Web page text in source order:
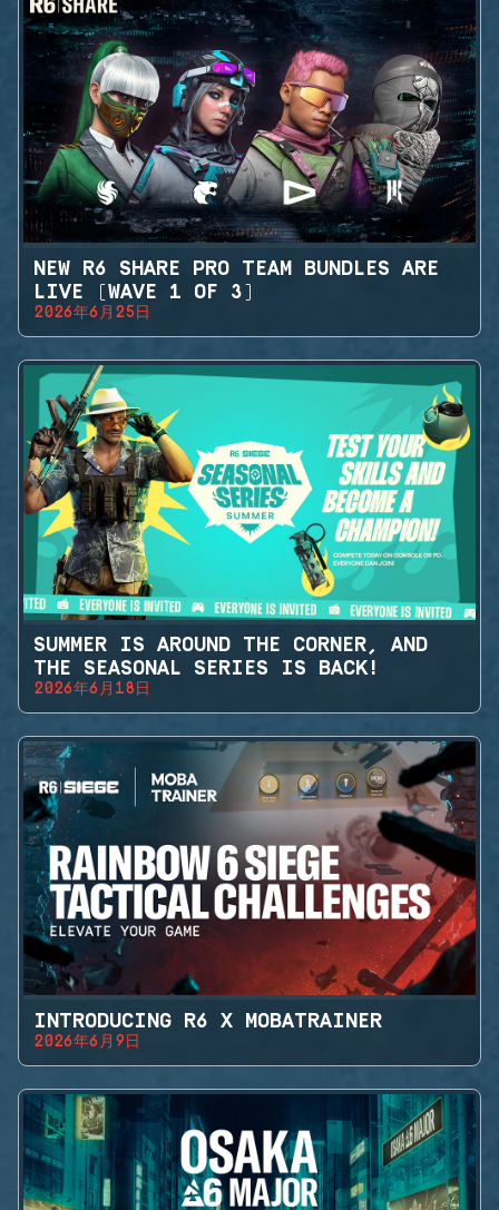
NEW R6 SHARE PRO TEAM BUNDLES ARE
LIVE (WAVE 1 OF 3)
2026年6月25日
SUMMER IS AROUND THE CORNER, AND
THE SEASONAL SERIES IS BACK!
2026年6月18日
INTRODUCING R6 X MOBATRAINER
2026年6月9日